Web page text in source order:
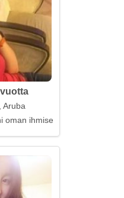
Aruba
oman ihmiseni